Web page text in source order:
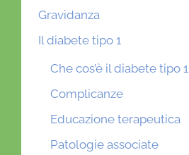
Gravidanza
Il diabete tipo 1
Che cos’è il diabete tipo 1
Complicanze
Educazione terapeutica
Patologie associate